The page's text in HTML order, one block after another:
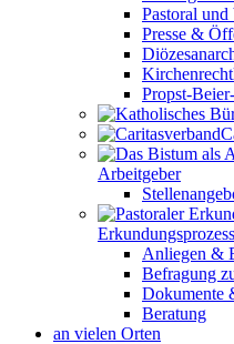
Pastoral
Presse &
Propst-
Arbeitgeber
Erkundungsprozess
Anliegen &
Befragung
Dokumente
Beratung
an vielen Orten